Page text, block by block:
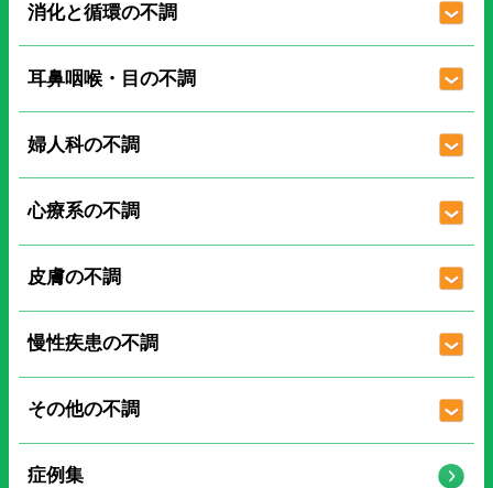
消化と循環の不調
耳鼻咽喉・目の不調
婦人科の不調
心療系の不調
皮膚の不調
慢性疾患の不調
その他の不調
症例集